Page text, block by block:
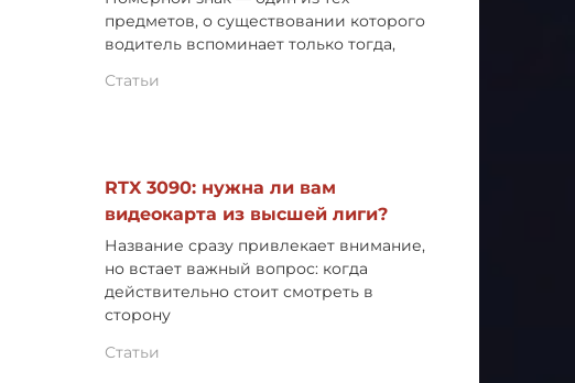
предметов, о существовании которого
водитель вспоминает только тогда,
Статьи
RTX 3090: нужна ли вам
видеокарта из высшей лиги?
Название сразу привлекает внимание,
но встает важный вопрос: когда
действительно стоит смотреть в
сторону
Статьи